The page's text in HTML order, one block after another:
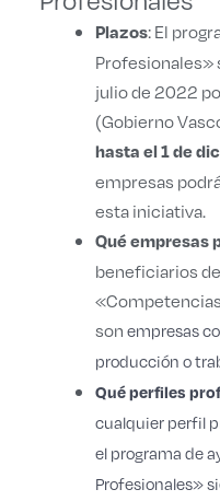
Plazos: El
Profesionales»
julio de 2022
(Gobierno
hasta el 1 de
empresas
esta iniciativa.
Qué empresas
beneficiarios
sonempresas
producción o
Qué perfiles
cualquier perfil
el programa de
Profesionales»